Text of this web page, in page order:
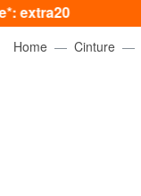
Home Cinture